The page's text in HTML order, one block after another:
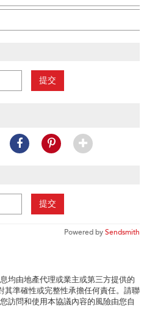
提交
提交
Powered bySendsmith
均由地產代理或業主或第三方提供的
其準確性或完整性承擔任何責任。請聯
訪問和使用本協議內容的風險由您自